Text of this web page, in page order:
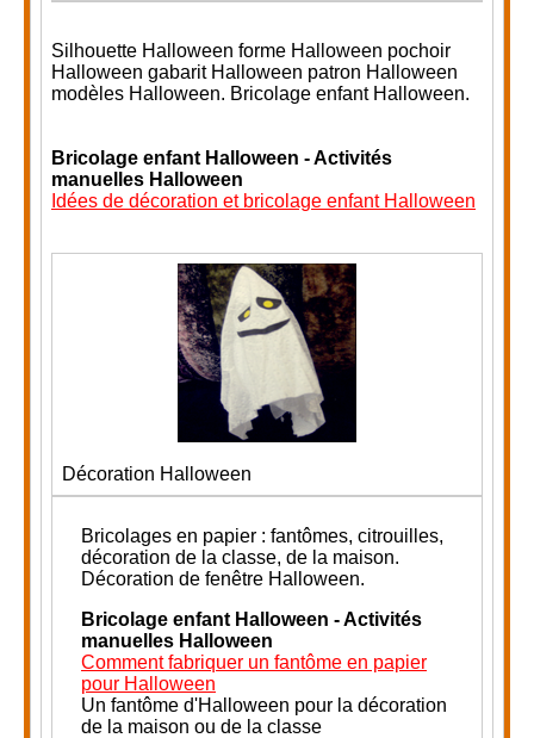
Silhouette Halloween forme Halloween pochoir
Halloween gabarit Halloween patron Halloween
modèles Halloween. Bricolage enfant Halloween.
Bricolage enfant Halloween - Activités
manuelles Halloween
Idées de décoration et bricolage enfant Halloween
Décoration Halloween
Bricolages en papier : fantômes, citrouilles,
décoration de la classe, de la maison.
Décoration de fenêtre Halloween.
Bricolage enfant Halloween - Activités
manuelles Halloween
Comment fabriquer un fantôme en papier
pour Halloween
Un fantôme d'Halloween pour la décoration
de la maison ou de la classe